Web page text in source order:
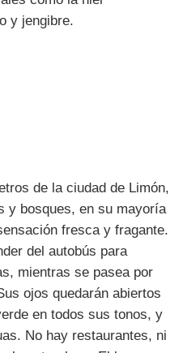
y jengibre.
de la ciudad de Limón,
y bosques, en su mayoría
fresca y fragante.
del autobús para
mientras se pasea por
ojos quedarán abiertos
en todos sus tonos, y
No hay restaurantes, ni